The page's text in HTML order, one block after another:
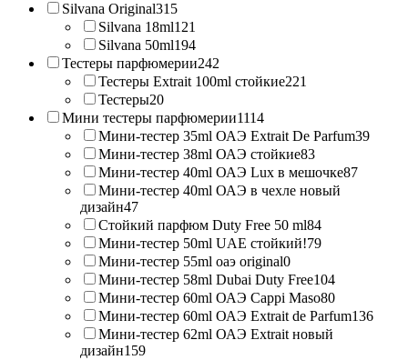
Silvana Original315
Silvana 18ml121
Silvana 50ml194
Тестеры парфюмерии242
Тестеры Extrait 100ml стойкие221
Тестеры20
Мини тестеры парфюмерии1114
Мини-тестер 35ml ОАЭ Extrait De Parfum39
Мини-тестер 38ml ОАЭ стойкие83
Мини-тестер 40ml ОАЭ Lux в мешочке87
Мини-тестер 40ml ОАЭ в чехле новый
дизайн47
Стойкий парфюм Duty Free 50 ml84
Мини-тестер 50ml UAE стойкий!79
Мини-тестер 55ml оаэ original0
Мини-тестер 58ml Dubai Duty Free104
Мини-тестер 60ml ОАЭ Cappi Maso80
Мини-тестер 60ml ОАЭ Extrait de Parfum136
Мини-тестер 62ml ОАЭ Extrait новый
дизайн159